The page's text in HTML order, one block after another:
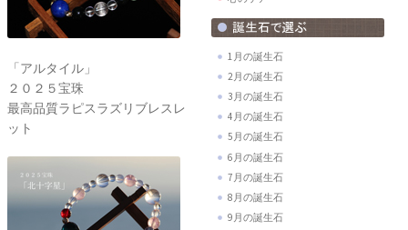
「アルタイル」
２０２５宝珠
最高品質ラピスラズリブレスレ
ット
1月の誕生石
2月の誕生石
3月の誕生石
4月の誕生石
5月の誕生石
6月の誕生石
7月の誕生石
8月の誕生石
9月の誕生石